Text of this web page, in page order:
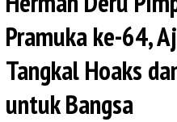
Pramuka ke-64,
Tangkal Hoaks
untuk Bangsa